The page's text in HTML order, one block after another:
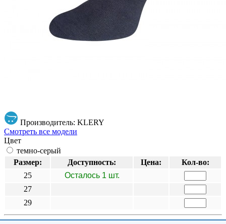
Производитель: KLERY
Смотреть все модели
Цвет
темно-серый
Размер:
Доступность: Цена:
Кол-во:
25
Осталось 1 шт.
27
29